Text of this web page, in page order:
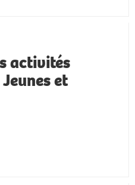
activités
et